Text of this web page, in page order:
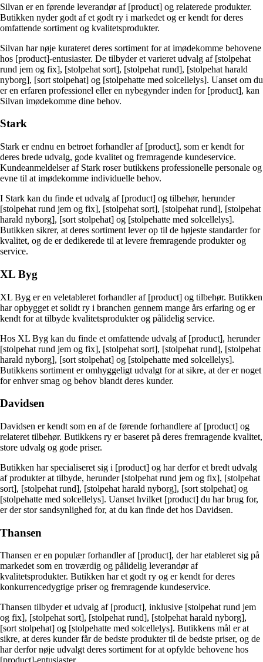
Silvan er en førende leverandør af [product] og relaterede produkter.
Butikken nyder godt af et godt ry i markedet og er kendt for deres
omfattende sortiment og kvalitetsprodukter.
Silvan har nøje kurateret deres sortiment for at imødekomme behovene
hos [product]-entusiaster. De tilbyder et varieret udvalg af [stolpehat
rund jem og fix], [stolpehat sort], [stolpehat rund], [stolpehat harald
nyborg], [sort stolpehat] og [stolpehatte med solcellelys]. Uanset om du
er en erfaren professionel eller en nybegynder inden for [product], kan
Silvan imødekomme dine behov.
Stark
Stark er endnu en betroet forhandler af [product], som er kendt for
deres brede udvalg, gode kvalitet og fremragende kundeservice.
Kundeanmeldelser af Stark roser butikkens professionelle personale og
evne til at imødekomme individuelle behov.
I Stark kan du finde et udvalg af [product] og tilbehør, herunder
[stolpehat rund jem og fix], [stolpehat sort], [stolpehat rund], [stolpehat
harald nyborg], [sort stolpehat] og [stolpehatte med solcellelys].
Butikken sikrer, at deres sortiment lever op til de højeste standarder for
kvalitet, og de er dedikerede til at levere fremragende produkter og
service.
XL Byg
XL Byg er en veletableret forhandler af [product] og tilbehør. Butikken
har opbygget et solidt ry i branchen gennem mange års erfaring og er
kendt for at tilbyde kvalitetsprodukter og pålidelig service.
Hos XL Byg kan du finde et omfattende udvalg af [product], herunder
[stolpehat rund jem og fix], [stolpehat sort], [stolpehat rund], [stolpehat
harald nyborg], [sort stolpehat] og [stolpehatte med solcellelys].
Butikkens sortiment er omhyggeligt udvalgt for at sikre, at der er noget
for enhver smag og behov blandt deres kunder.
Davidsen
Davidsen er kendt som en af de førende forhandlere af [product] og
relateret tilbehør. Butikkens ry er baseret på deres fremragende kvalitet,
store udvalg og gode priser.
Butikken har specialiseret sig i [product] og har derfor et bredt udvalg
af produkter at tilbyde, herunder [stolpehat rund jem og fix], [stolpehat
sort], [stolpehat rund], [stolpehat harald nyborg], [sort stolpehat] og
[stolpehatte med solcellelys]. Uanset hvilket [product] du har brug for,
er der stor sandsynlighed for, at du kan finde det hos Davidsen.
Thansen
Thansen er en populær forhandler af [product], der har etableret sig på
markedet som en troværdig og pålidelig leverandør af
kvalitetsprodukter. Butikken har et godt ry og er kendt for deres
konkurrencedygtige priser og fremragende kundeservice.
Thansen tilbyder et udvalg af [product], inklusive [stolpehat rund jem
og fix], [stolpehat sort], [stolpehat rund], [stolpehat harald nyborg],
[sort stolpehat] og [stolpehatte med solcellelys]. Butikkens mål er at
sikre, at deres kunder får de bedste produkter til de bedste priser, og de
har derfor nøje udvalgt deres sortiment for at opfylde behovene hos